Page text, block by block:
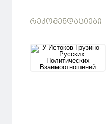
ᲠᲔᲙᲝᲛᲔᲜᲓᲐᲪᲘᲔᲑᲘ